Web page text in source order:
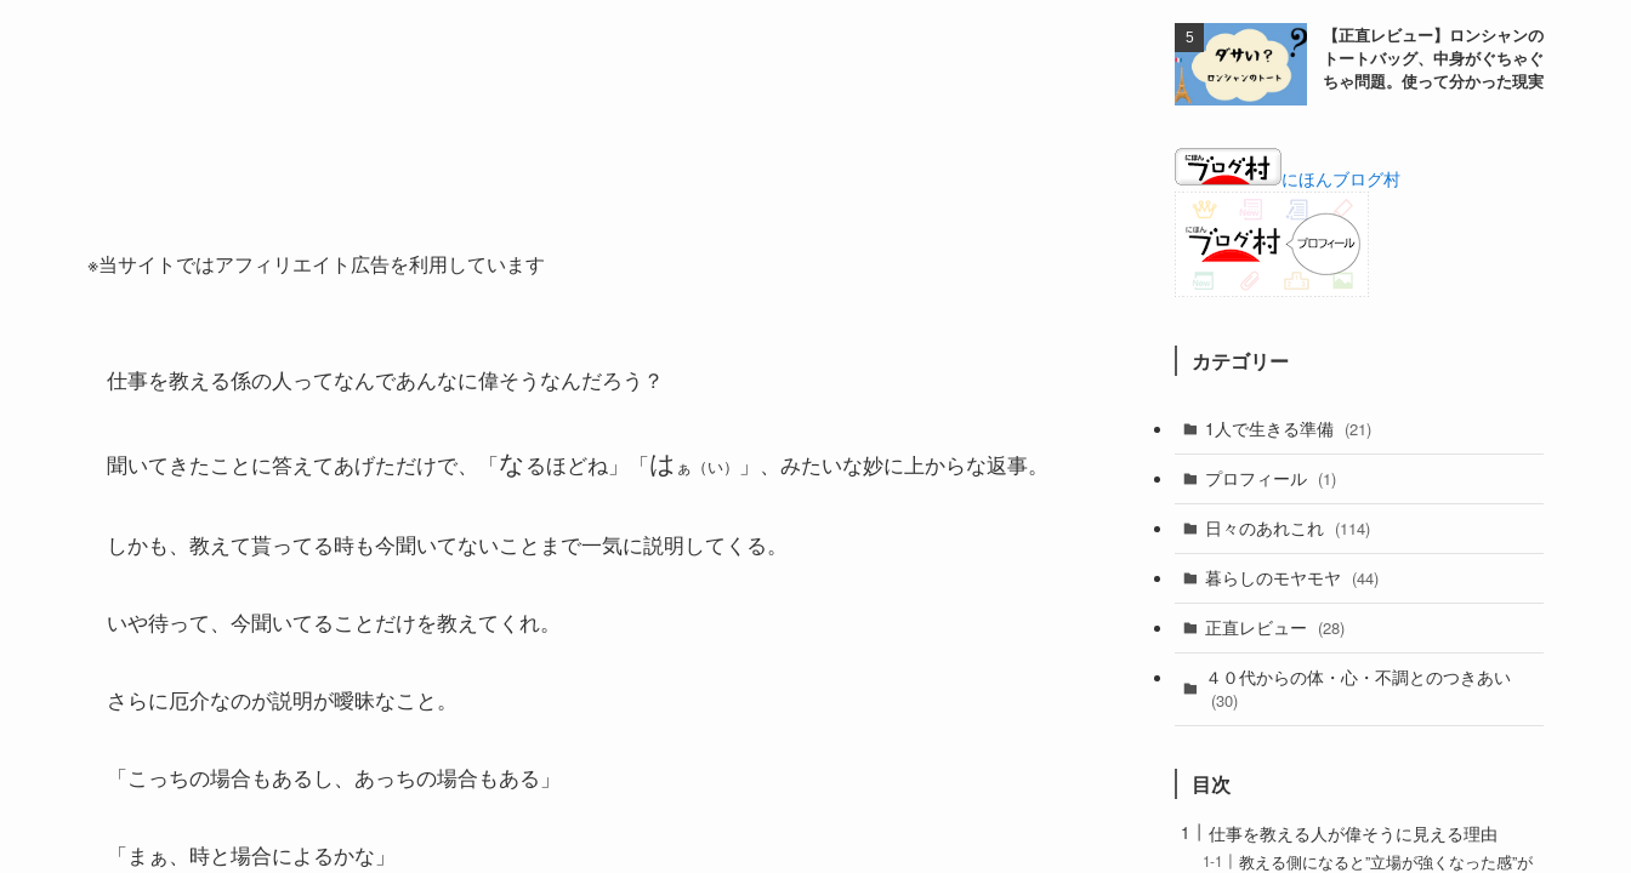
※当サイトではアフィリエイト広告を利用しています
仕事を教える係の人ってなんであんなに偉そうなんだろう？
聞いてきたことに答えてあげただけで、「なるほどね」「は ぁ（い） 」、みたいな妙に上からな返事。
しかも、教えて貰ってる時も今聞いてないことまで一気に説明してくる。
いや待って、今聞いてることだけを教えてくれ。
さらに厄介なのが説明が曖昧なこと。
「こっちの場合もあるし、あっちの場合もある」
「まぁ、時と場合によるかな」
【正直レビュー】ロンシャンの
トートバッグ、中身がぐちゃぐ
ちゃ問題。使って分かった現実
にほんブログ村
カテゴリー
1人で生きる準備 (21)
プロフィール (1)
日々のあれこれ (114)
暮らしのモヤモヤ (44)
正直レビュー (28)
４０代からの体・心・不調とのつきあい
(30)
目次
仕事を教える人が偉そうに見える理由
教える側になると”立場が強くなった感”が